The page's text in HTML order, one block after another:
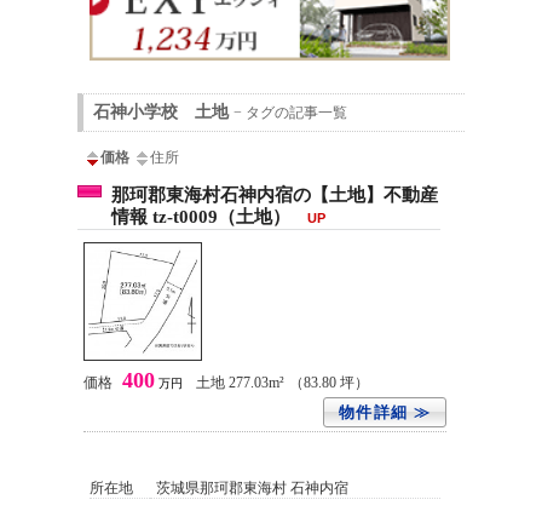
石神小学校 土地 − タグの記事一覧
価格 住所
那珂郡東海村石神内宿の【土地】不動産
情報 tz-t0009（土地）
UP
価格 400 万円 土地 277.03m² （83.80 坪）
物件詳細 ≫
所在地
茨城県那珂郡東海村 石神内宿